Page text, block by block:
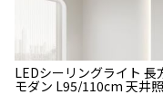
LEDシーリングライト 長
モダン L95/110cm 天井